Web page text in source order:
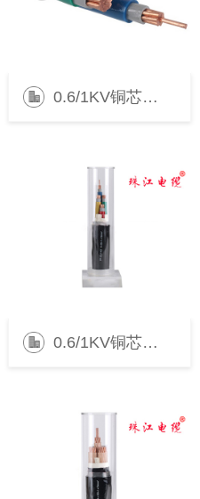
0.6/1KV铜芯交联电力电缆
0.6/1KV铜芯交联电力电缆